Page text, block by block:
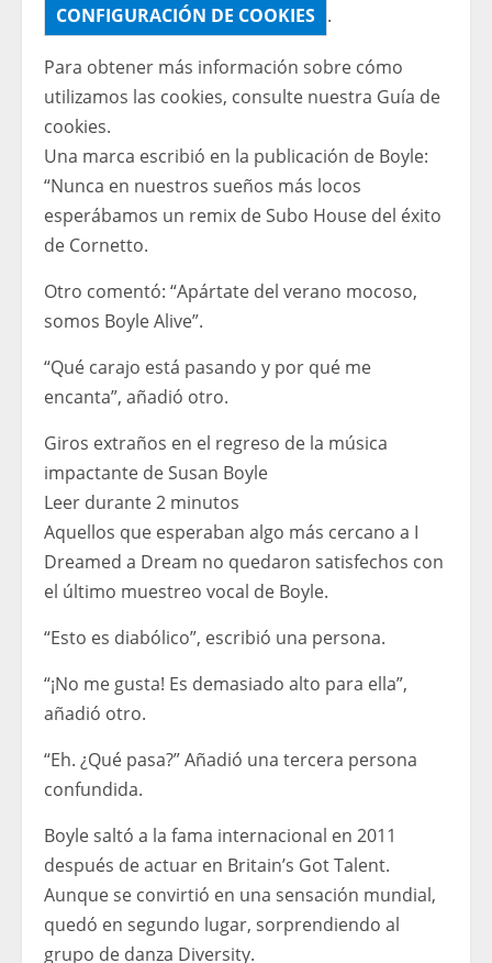
CONFIGURACIÓN DE COOKIES .
Para obtener más información sobre cómo
utilizamos las cookies, consulte nuestra Guía de
cookies.
Una marca escribió en la publicación de Boyle:
“Nunca en nuestros sueños más locos
esperábamos un remix de Subo House del éxito
de Cornetto.
Otro comentó: “Apártate del verano mocoso,
somos Boyle Alive”.
“Qué carajo está pasando y por qué me
encanta”, añadió otro.
Giros extraños en el regreso de la música
impactante de Susan Boyle
Leer durante 2 minutos
Aquellos que esperaban algo más cercano a I
Dreamed a Dream no quedaron satisfechos con
el último muestreo vocal de Boyle.
“Esto es diabólico”, escribió una persona.
“¡No me gusta! Es demasiado alto para ella”,
añadió otro.
“Eh. ¿Qué pasa?” Añadió una tercera persona
confundida.
Boyle saltó a la fama internacional en 2011
después de actuar en Britain’s Got Talent.
Aunque se convirtió en una sensación mundial,
quedó en segundo lugar, sorprendiendo al
grupo de danza Diversity.